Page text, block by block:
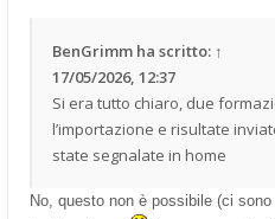
BenGrimm ha scritto: ↑
17/05/2026, 12:37
Si era tutto chiaro, due
l’importazione e risultate
state segnalate in home
No, questo non è possibile (ci